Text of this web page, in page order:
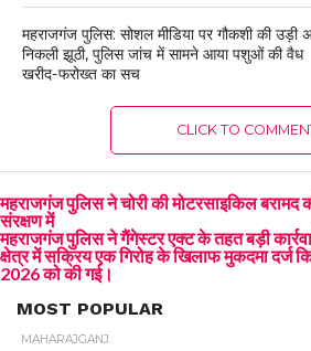
महराजगंज पुलिस: सोशल मीडिया पर गौकशी की उड़ी
निकली झूठी, पुलिस जांच में सामने आया पशुओं की वैध
खरीद-फरोख्त का सच
CLICK TO
महराजगंज पुलिस ने चोरी की मोटरसाइकिल बरामद
संरक्षण में
महराजगंज पुलिस ने गैंगेस्टर एक्ट के तहत बड़ी
क्षेत्र में सक्रिय एक गिरोह के खिलाफ मुकदमा दर्ज
2026 को की गई।
MOST POPULAR
MAHARAJGANJ